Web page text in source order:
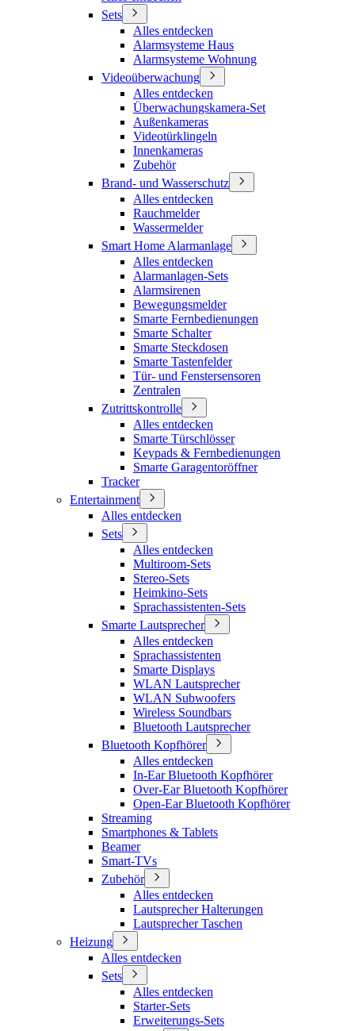
Sets
Alles entdecken
Alarmsysteme Haus
Alarmsysteme Wohnung
Videoüberwachung
Alles entdecken
Überwachungskamera-Set
Außenkameras
Videotürklingeln
Innenkameras
Zubehör
Brand- und Wasserschutz
Alles entdecken
Rauchmelder
Wassermelder
Smart Home Alarmanlage
Alles entdecken
Alarmanlagen-Sets
Alarmsirenen
Bewegungsmelder
Smarte Fernbedienungen
Smarte Schalter
Smarte Steckdosen
Smarte Tastenfelder
Tür- und Fenstersensoren
Zentralen
Zutrittskontrolle
Alles entdecken
Smarte Türschlösser
Keypads & Fernbedienungen
Smarte Garagentoröffner
Tracker
Entertainment
Alles entdecken
Sets
Alles entdecken
Multiroom-Sets
Stereo-Sets
Heimkino-Sets
Sprachassistenten-Sets
Smarte Lautsprecher
Alles entdecken
Sprachassistenten
Smarte Displays
WLAN Lautsprecher
WLAN Subwoofers
Wireless Soundbars
Bluetooth Lautsprecher
Bluetooth Kopfhörer
Alles entdecken
In-Ear Bluetooth Kopfhörer
Over-Ear Bluetooth Kopfhörer
Open-Ear Bluetooth Kopfhörer
Streaming
Smartphones & Tablets
Beamer
Smart-TVs
Zubehör
Alles entdecken
Lautsprecher Halterungen
Lautsprecher Taschen
Heizung
Alles entdecken
Sets
Alles entdecken
Starter-Sets
Erweiterungs-Sets